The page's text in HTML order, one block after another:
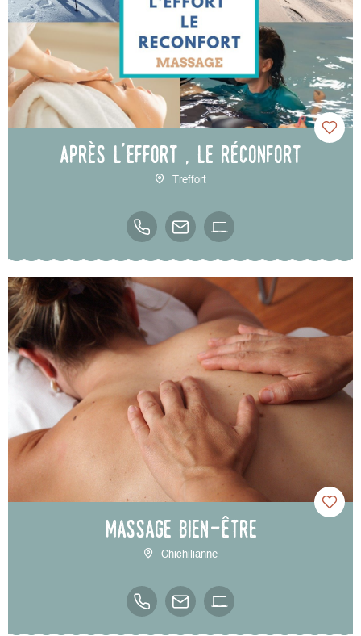
Après l'effort , le réconfort
Treffort
Massage bien-être
Chichilianne